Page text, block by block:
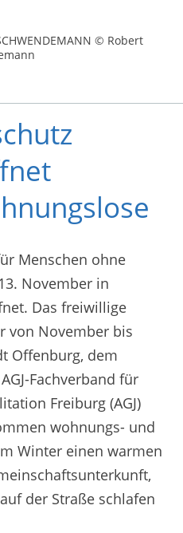
© Robert
Menschen ohne
November in
Das freiwillige
von November bis
Offenburg, dem
Fachverband für
Freiburg (AGJ)
wohnungs- und
Winter einen warmen
der Straße schlafen